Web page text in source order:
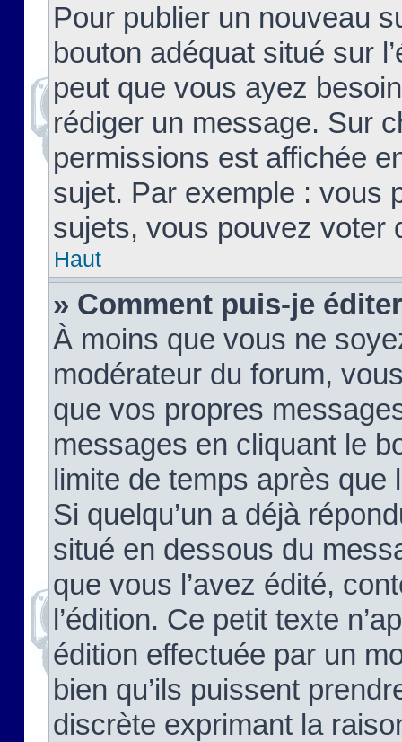
Pour publier un nouveau
bouton adéquat situé sur
peut que vous ayez
rédiger un message. Sur
permissions est affichée
sujet. Par exemple : vous
sujets, vous pouvez voter
Haut
» Comment puis-je
À moins que vous ne
modérateur du forum,
que vos propres
messages en cliquant le
limite de temps après que
Si quelqu’un a déjà
situé en dessous du
que vous l’avez édité,
l’édition. Ce petit texte
édition effectuée par un
bien qu’ils puissent
discrète exprimant la